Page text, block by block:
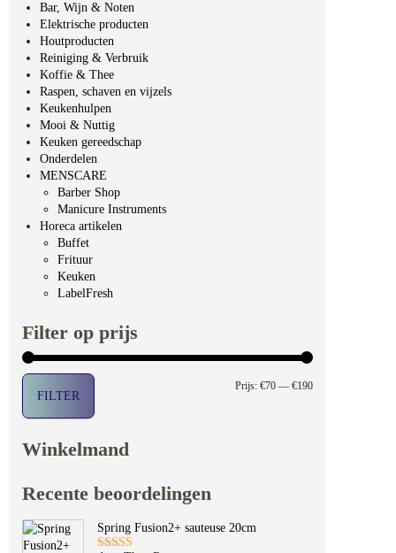
Bar, Wijn & Noten
Elektrische producten
Houtproducten
Reiniging & Verbruik
Koffie & Thee
Raspen, schaven en vijzels
Keukenhulpen
Mooi & Nuttig
Keuken gereedschap
Onderdelen
MENSCARE
Barber Shop
Manicure Instruments
Horeca artikelen
Buffet
Frituur
Keuken
LabelFresh
Filter op prijs
Min. prijs
Max. prijs
FILTER
Prijs: €70 — €190
Winkelmand
Recente beoordelingen
Spring Fusion2+ sauteuse 20cm